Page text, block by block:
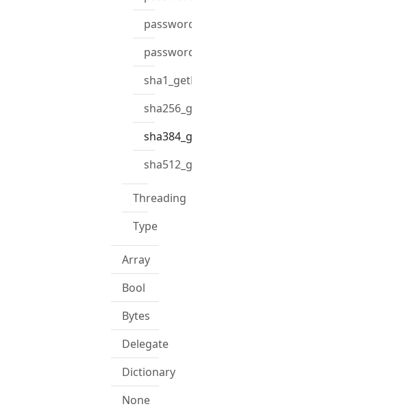
password_verify
password_verifyData
sha1_getHash
sha256_getHash
sha384_getHash
sha512_getHash
Threading
Type
Array
Bool
Bytes
Delegate
Dictionary
None